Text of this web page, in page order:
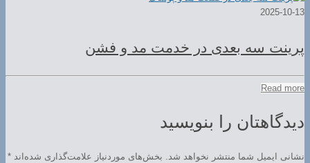
2025-10-13
پرینت سه بعدی در خدمت مد و فشن
Read more
دیدگاهتان را بنویسید
نشانی ایمیل شما منتشر نخواهد شد. بخش‌های موردنیاز علامت‌گذاری شده‌اند *